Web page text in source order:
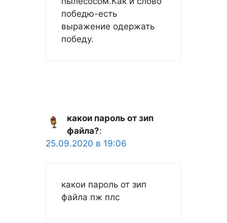
победю-есть
выражение одержать
победу.
какои пароль от зип
файла?:
25.09.2020 в 19:06
какои пароль от зип
файла пж плс